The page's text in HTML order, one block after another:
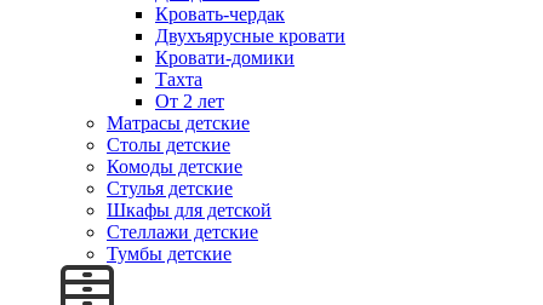
Кровать-чердак
Двухъярусные кровати
Кровати-домики
Тахта
От 2 лет
Матрасы детские
Столы детские
Комоды детские
Стулья детские
Шкафы для детской
Стеллажи детские
Тумбы детские